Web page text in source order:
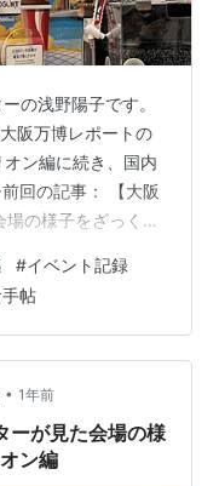
の浅野陽子です。
阪万博レポートの
ン編に続き、国内
回の記事： 【大阪
の様子をざっくり
リオン。 海外パビ
、「いのち」とい
スのいろんな展示
ケアパビリオン」
が結構いて。
#イベント記録
帖
• 1年前
ーが見た会場の様
ン編